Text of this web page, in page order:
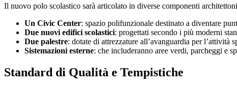
Il nuovo polo scolastico sarà articolato in diverse componenti
Un Civic Center: spazio polifunzionale destinato a diventare
Due nuovi edifici scolastici: progettati secondo i più moderni
Due palestre: dotate di attrezzature all’avanguardia per l’attività
Sistemazioni esterne: che includeranno aree verdi, parcheggi e
Standard di Qualità e Tempistiche